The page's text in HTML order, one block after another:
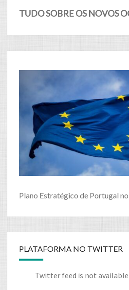
TUDO SOBRE OS NOVOS
Plano Estratégico de Portugal
PLATAFORMA NO TWITTER
Twitter feed is not